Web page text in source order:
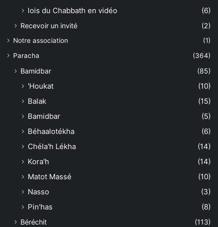
lois du Chabbath en vidéo (6)
Recevoir un invité (2)
Notre association
(1)
Paracha
(364)
Bamidbar (85)
'Houkat
(10)
Balak
(15)
Bamidbar
(5)
Béhaalotékha
(6)
Chéla'h Lékha
(14)
Kora'h
(14)
Matot Massé
(10)
Nasso
(3)
Pin'has
(8)
Béréchit (113)